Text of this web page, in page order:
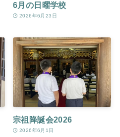
6月の日曜学校
2026年6月23日
宗祖降誕会2026
2026年6月1日